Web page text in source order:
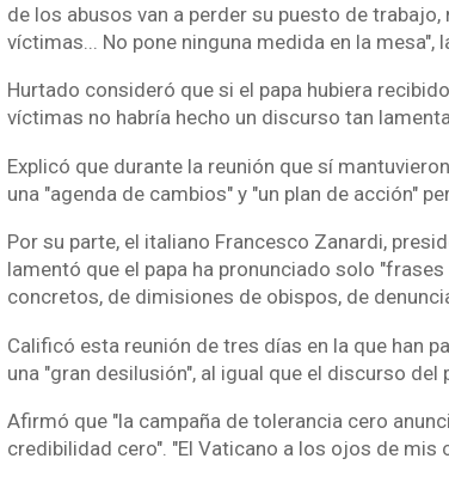
de los abusos van a perder su puesto de
víctimas... No pone ninguna medida en la mesa",
Hurtado consideró que si el papa hubiera
víctimas no habría hecho un discurso tan
Explicó que durante la reunión que sí
una "agenda de cambios" y "un plan de acción"
Por su parte, el italiano Francesco Zanardi,
lamentó que el papa ha pronunciado solo
concretos, de dimisiones de obispos, de
Calificó esta reunión de tres días en la que han
una "gran desilusión", al igual que el discurso del
Afirmó que "la campaña de tolerancia cero
credibilidad cero". "El Vaticano a los ojos de mis